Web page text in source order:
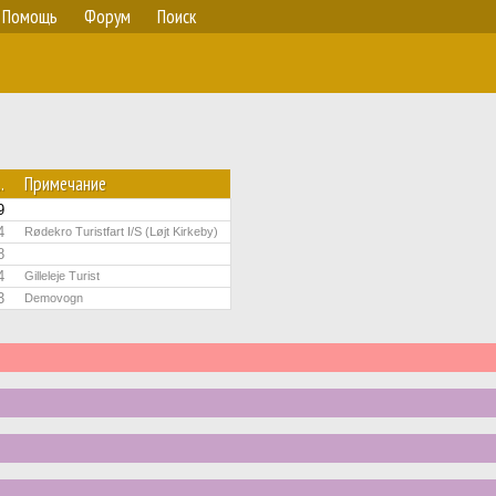
Помощь Форум Поиск
Примечание
Rødekro Turistfart I/S (Løjt Kirkeby)
Gilleleje Turist
Demovogn